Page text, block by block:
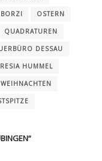
OSTERN
QUADRATUREN
DESSAU
HUMMEL
WEIHNACHTEN